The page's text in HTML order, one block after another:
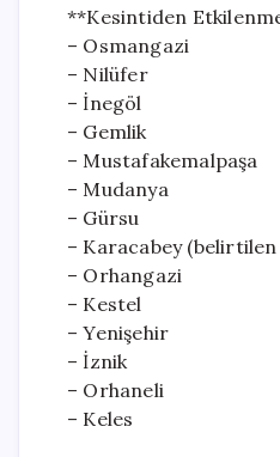
**Kesintiden
– Osmangazi
– Nilüfer
– İnegöl
– Gemlik
– Mustafakemalpaşa
– Mudanya
– Gürsu
– Karacabey
– Orhangazi
– Kestel
– Yenişehir
– İznik
– Orhaneli
– Keles